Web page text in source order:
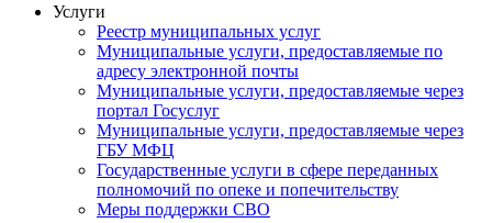
Услуги
Реестр муниципальных услуг
Муниципальные услуги, предоставляемые по
адресу электронной почты
Муниципальные услуги, предоставляемые через
портал Госуслуг
Муниципальные услуги, предоставляемые через
ГБУ МФЦ
Государственные услуги в сфере переданных
полномочий по опеке и попечительству
Меры поддержки СВО